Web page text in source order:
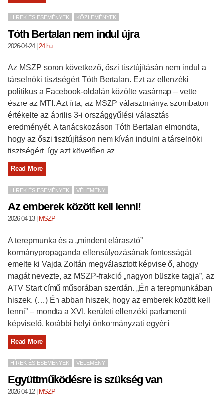
HÍREK ÉS ESEMÉNYEK KÖZLEMÉNYEK
Tóth Bertalan nem indul újra
2026-04-24| 24.hu
Az MSZP soron következő, őszi tisztújításán nem indul a
társelnöki tisztségért Tóth Bertalan. Ezt az ellenzéki
politikus a Facebook-oldalán közölte vasárnap – vette
észre az MTI. Azt írta, az MSZP választmánya szombaton
értékelte az április 3-i országgyűlési választás
eredményét. A tanácskozáson Tóth Bertalan elmondta,
hogy az őszi tisztújításon nem kíván indulni a társelnöki
tisztségért, így azt követően az
Read More
HÍREK ÉS ESEMÉNYEK VÉLEMÉNY
Az emberek között kell lenni!
2026-04-13| MSZP
A terepmunka és a „mindent elárasztó”
kormánypropaganda ellensúlyozásának fontosságát
emelte ki Vajda Zoltán megválasztott képviselő, ahogy
magát nevezte, az MSZP-frakció „nagyon büszke tagja”, az
ATV Start című műsorában szerdán. „Én a terepmunkában
hiszek. (…) Én abban hiszek, hogy az emberek között kell
lenni” – mondta a XVI. kerületi ellenzéki parlamenti
képviselő, korábbi helyi önkormányzati egyéni
Read More
HÍREK ÉS ESEMÉNYEK VÉLEMÉNY
Együttműködésre is szükség van
2026-04-12| MSZP